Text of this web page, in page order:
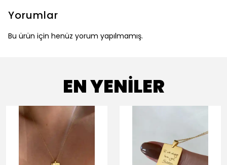
Yorumlar
Bu ürün için henüz yorum yapılmamış.
EN YENİLER